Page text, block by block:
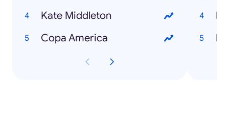
Kate Middleton
Copa America